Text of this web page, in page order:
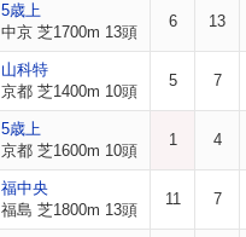
5歳上
中京 芝1700m 13頭
6 13
山科特
京都 芝1400m 10頭
5 7
5歳上
京都 芝1600m 10頭
1 4
福中央
福島 芝1800m 13頭
11 7